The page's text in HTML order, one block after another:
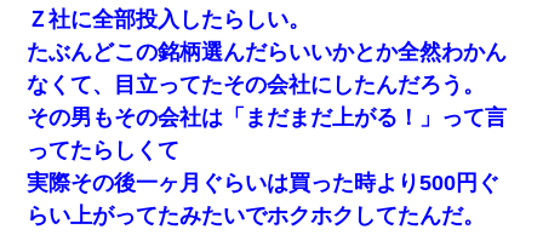
Ｚ社に全部投入したらしい。
たぶんどこの銘柄選んだらいいかとか全然わかん
なくて、目立ってたその会社にしたんだろう。
その男もその会社は「まだまだ上がる！」って言
ってたらしくて
実際その後一ヶ月ぐらいは買った時より500円ぐ
らい上がってたみたいでホクホクしてたんだ。